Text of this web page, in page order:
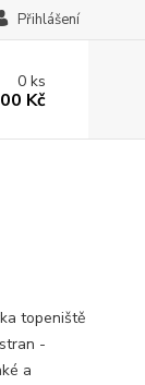
Přihlášení
0ks
Kč
topeniště
-
a